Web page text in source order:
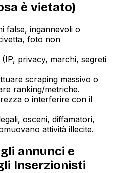
è vietato)
false, ingannevoli o
foto non
privacy, marchi, segreti
scraping massivo o
ranking/metriche.
o interferire con il
osceni, diffamatori,
attività illecite.
annunci e
Inserzionisti